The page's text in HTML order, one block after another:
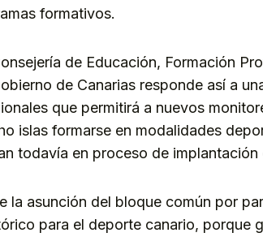
formativos.
de Educación, Formación
de Canarias responde así a
que permitirá a nuevos
islas formarse en modalidades
todavía en proceso de implantación
la asunción del bloque común por
para el deporte canario, porque